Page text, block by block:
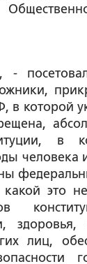
-
в которой
в
человека
это
лиц,